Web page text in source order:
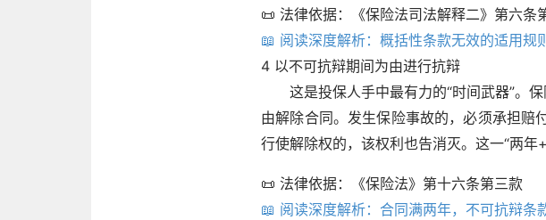
📜 法律依据：《保险法司法解释二》第六条
📖 阅读深度解析：概括性条款无效的适用规
4 以不可抗辩期间为由进行抗辩
这是投保人手中最有力的“时间武器”。
由解除合同。发生保险事故的，必须承担赔
行使解除权的，该权利也告消灭。这一“两年
📜 法律依据：《保险法》第十六条第三款
📖 阅读深度解析：合同满两年，不可抗辩